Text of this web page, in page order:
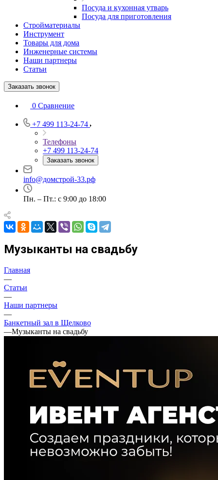
Посуда и кухонная утварь
Посуда для приготовления
Стройматериалы
Инструмент
Товары для дома
Инженерные системы
Наши партнеры
Статьи
Заказать звонок
0 Сравнение
+7 499 113-24-74
Телефоны
+7 499 113-24-74
Заказать звонок
info@домстрой-33.рф
Пн. – Пт.: с 9:00 до 18:00
Музыканты на свадьбу
Главная
—
Статьи
—
Наши партнеры
—
Банкетный зал в Щелково
—Музыканты на свадьбу